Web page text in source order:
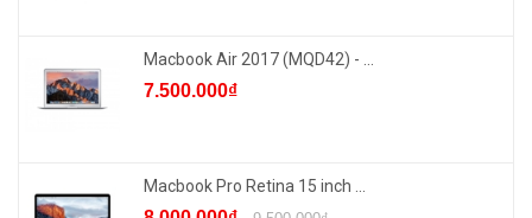
Macbook Air 2017 (MQD42) - ...
7.500.000₫
Macbook Pro Retina 15 inch ...